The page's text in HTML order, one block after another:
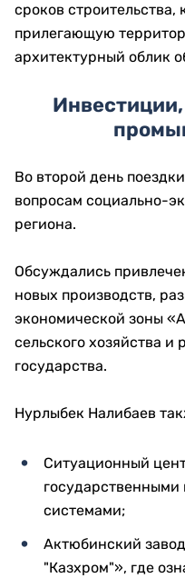
сроков строительства,
прилегающую
архитектурный облик
Во второй день
вопросам социально-
региона.
Обсуждались
новых производств,
экономической зоны
сельского хозяйства
государства.
Нурлыбек Налибаев
Ситуационный
системами;
Актюбинский
"Казхром"», где